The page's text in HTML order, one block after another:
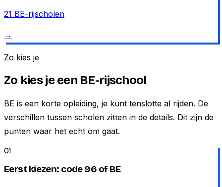
21 BE-rijscholen
→
Zo kies je
Zo kies je een BE-rijschool
BE is een korte opleiding, je kunt tenslotte al rijden. De
verschillen tussen scholen zitten in de details. Dit zijn de
punten waar het echt om gaat.
01
Eerst kiezen: code 96 of BE